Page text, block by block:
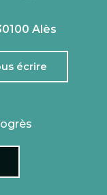
Alès
écrire